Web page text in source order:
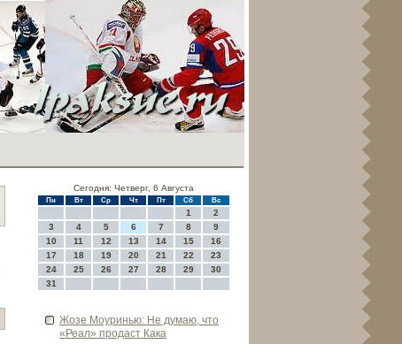
Сегодня: Четверг, 6 Августа
Пн Вт Ср Чт Пт Сб Вс
1
2
3
4 5 6 7 8
9
10
11 12 13 14 15
16
17
18 19 20 21 22
23
24
25 26 27 28 29
30
31
Жозе Моуринью: Не думаю, что
«Реал» продаст Кака